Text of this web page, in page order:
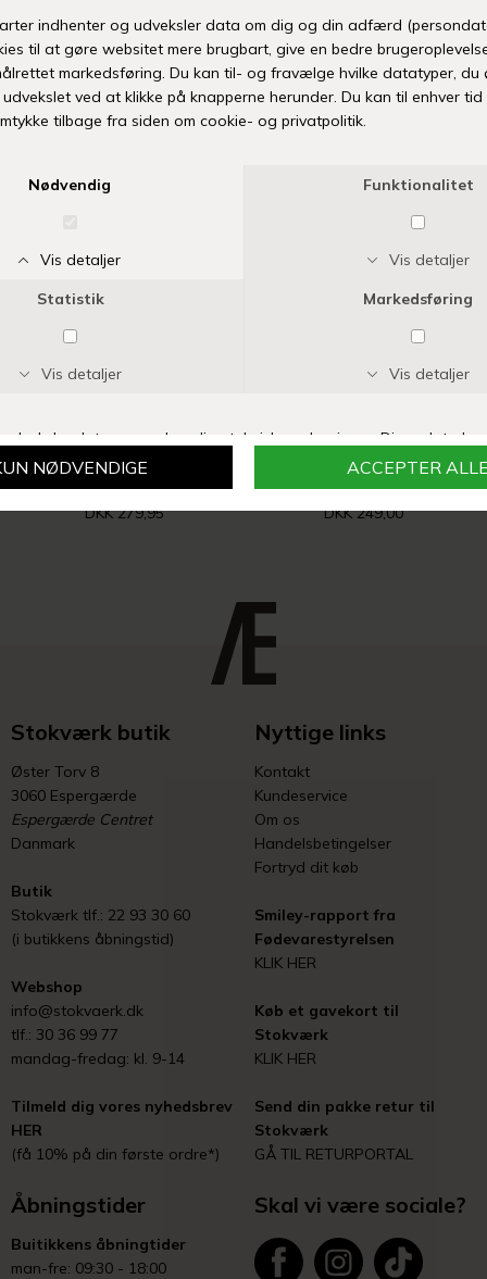
Fri fragt over 399 kr Levering 1-3 hverdage 14 dages fuld returret
Vi anbefaler også
KONGES SLØJD
BASIC NEWBORN ONESIE | STRIPE TRICOLORE PETIT
DKK 279,95
MARMAR COPENHAGEN
RULA HELDRAGT | LIGHT BEIGE MELANGE
DKK 249,00
Stokværk butik
Øster Torv 8
3060 Espergærde
Espergærde Centret
Danmark
Butik
Stokværk tlf.: 22 93 30 60
(i butikkens åbningstid)
Webshop
info@stokvaerk.dk
tlf.: 30 36 99 77
mandag-fredag: kl. 9-14
Tilmeld dig vores nyhedsbrev
HER
(få 10% på din første ordre*)
Nyttige links
Kontakt
Kundeservice
Om os
Handelsbetingelser
Fortryd dit køb
Smiley-rapport fra
Fødevarestyrelsen
KLIK HER
Køb et gavekort til
Stokværk
KLIK HER
Send din pakke retur til
Stokværk
GÅ TIL RETURPORTAL
Åbningstider
Buitikkens åbningtider
man-fre: 09:30 - 18:00
Skal vi være sociale?